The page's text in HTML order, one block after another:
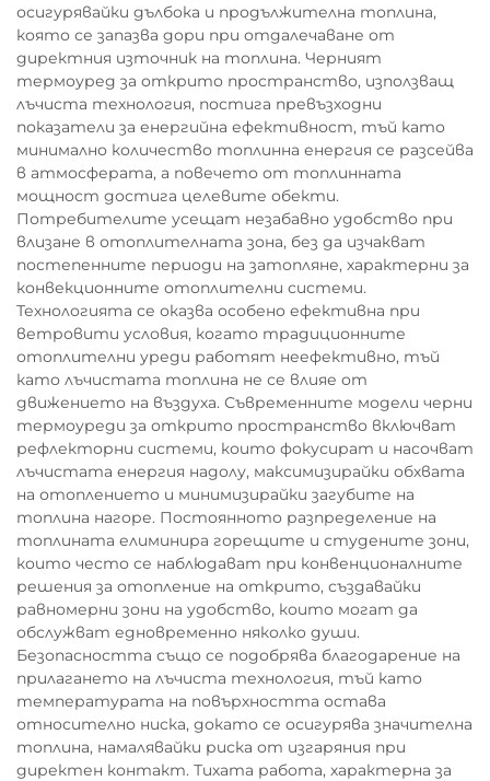
осигурявайки дълбока и продължителна топлина,
която се запазва дори при отдалечаване от
директния източник на топлина. Черният
термоуред за открито пространство, използващ
лъчиста технология, постига превъзходни
показатели за енергийна ефективност, тъй като
минимално количество топлинна енергия се разсейва
в атмосферата, а повечето от топлинната
мощност достига целевите обекти.
Потребителите усещат незабавно удобство при
влизане в отоплителната зона, без да изчакват
постепенните периоди на затопляне, характерни за
конвекционните отоплителни системи.
Технологията се оказва особено ефективна при
ветровити условия, когато традиционните
отоплителни уреди работят неефективно, тъй
като лъчистата топлина не се влияе от
движението на въздуха. Съвременните модели черни
термоуреди за открито пространство включват
рефлекторни системи, които фокусират и насочват
лъчистата енергия надолу, максимизирайки обхвата
на отоплението и минимизирайки загубите на
топлина нагоре. Постоянното разпределение на
топлината елиминира горещите и студените зони,
които често се наблюдават при конвенционалните
решения за отопление на открито, създавайки
равномерни зони на удобство, които могат да
обслужват едновременно няколко души.
Безопасността също се подобрява благодарение на
прилагането на лъчиста технология, тъй като
температурата на повърхността остава
относително ниска, докато се осигурява значителна
топлина, намалявайки риска от изгаряния при
директен контакт. Тихата работа, характерна за